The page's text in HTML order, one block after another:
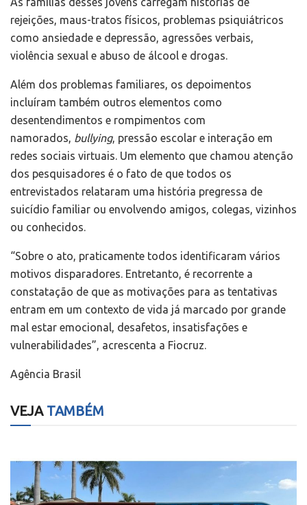
rejeições, maus-tratos físicos, problemas psiquiátricos
como ansiedade e depressão, agressões verbais,
violência sexual e abuso de álcool e drogas.
Além dos problemas familiares, os depoimentos
incluíram também outros elementos como
desentendimentos e rompimentos com
namorados, bullying, pressão escolar e interação em
redes sociais virtuais. Um elemento que chamou atenção
dos pesquisadores é o fato de que todos os
entrevistados relataram uma história pregressa de
suicídio familiar ou envolvendo amigos, colegas, vizinhos
ou conhecidos.
“Sobre o ato, praticamente todos identificaram vários
motivos disparadores. Entretanto, é recorrente a
constatação de que as motivações para as tentativas
entram em um contexto de vida já marcado por grande
mal estar emocional, desafetos, insatisfações e
vulnerabilidades”, acrescenta a Fiocruz.
Agência Brasil
VEJATAMBÉM